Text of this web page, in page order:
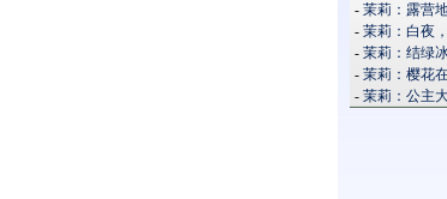
- 茉莉：露营
- 茉莉：白夜
- 茉莉：结绿
- 茉莉：樱花
- 茉莉：公主